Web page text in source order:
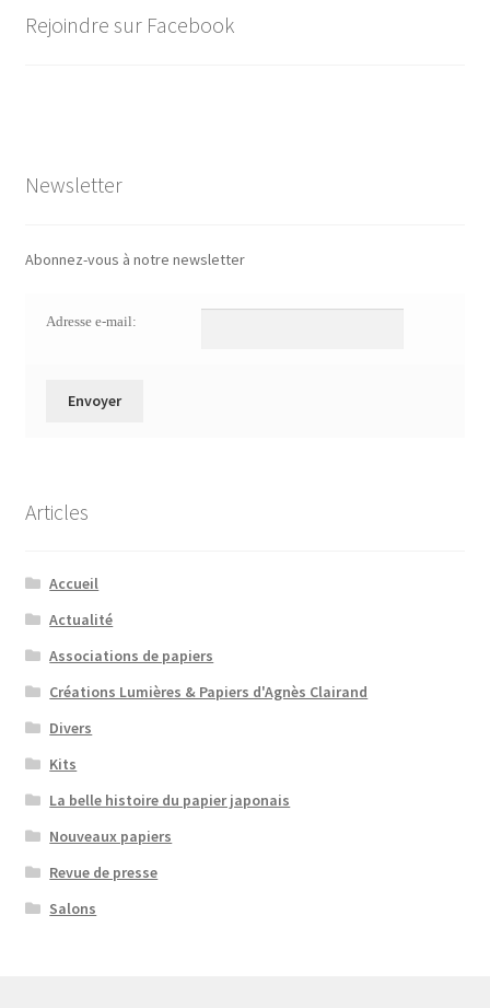
Rejoindre sur Facebook
Newsletter
Abonnez-vous à notre newsletter
Adresse e-mail:
Articles
Accueil
Actualité
Associations de papiers
Créations Lumières & Papiers d'Agnès Clairand
Divers
Kits
La belle histoire du papier japonais
Nouveaux papiers
Revue de presse
Salons